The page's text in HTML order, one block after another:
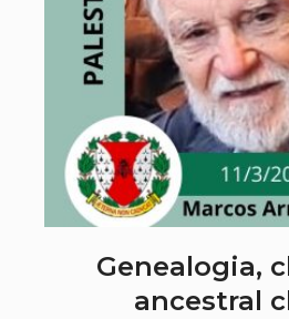
Genealogia,
ancestral